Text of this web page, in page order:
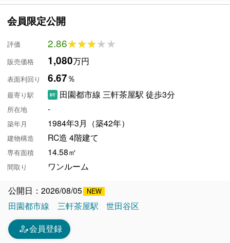
会員限定公開
評価 2.86★★★★★
★★★★★
販売価格 1,080万円
表面利回り 6.67％
最寄り駅 田園都市線 三軒茶屋駅 徒歩3分
所在地 -
築年月 1984年3月（築42年）
建物構造 RC造 4階建て
専有面積 14.58㎡
間取り ワンルーム
公開日：2026/08/05
田園都市線
三軒茶屋駅 世田谷区
person_edit会員登録